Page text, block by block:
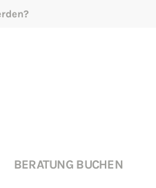
BERATUNG BUCHEN